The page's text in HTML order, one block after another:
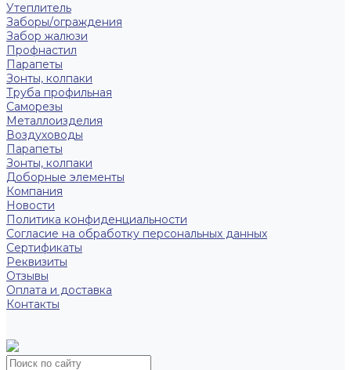
Утеплитель
Заборы/ограждения
Забор жалюзи
Профнастил
Парапеты
Зонты, колпаки
Труба профильная
Саморезы
Металлоизделия
Воздуховоды
Парапеты
Зонты, колпаки
Доборные элементы
Компания
Новости
Политика конфиденциальности
Согласие на обработку персональных данных
Сертификаты
Реквизиты
Отзывы
Оплата и доставка
Контакты